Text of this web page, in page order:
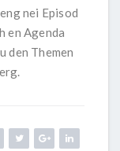
nei Episod
en Agenda
den Themen